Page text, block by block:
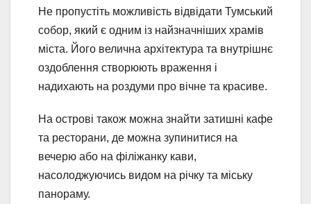
Не пропустіть можливість відвідати Тумський
собор, який є одним із найзначніших храмів
міста. Його велична архітектура та внутрішнє
оздоблення створюють враження і
надихають на роздуми про вічне та красиве.
На острові також можна знайти затишні кафе
та ресторани, де можна зупинитися на
вечерю або на філіжанку кави,
насолоджуючись видом на річку та міську
панораму.